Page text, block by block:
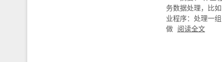
务数据处理，比
业程序：处理一
做 阅读全文